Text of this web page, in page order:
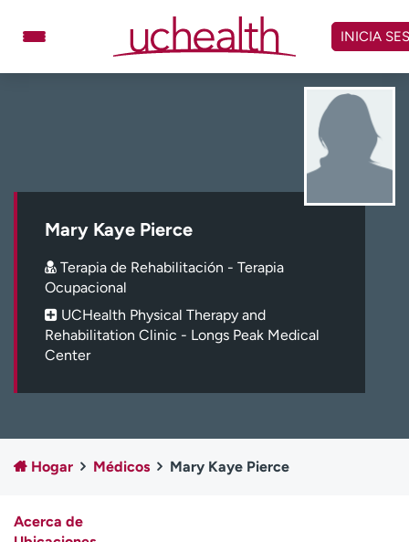
contenido
Facturación y precios
Carreras
Inicie sesión en My Health Connection
Atención a medios de
Asistencia financiera
Contáctenos
INICIA
Mary Kaye Pierce
Terapia de Rehabilitación - Terapia
Ocupacional
UCHealth Physical Therapy and
Rehabilitation Clinic - Longs Peak Medical
Center
Hogar Médicos Mary Kaye Pierce
Acerca de